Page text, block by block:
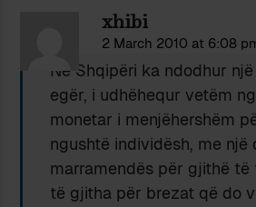
xhibi
2 March 2010 at 6:08
Në Shqipëri ka ndodhur
egër, i udhëhequr vetëm
monetar i menjëhershëm
ngushtë individësh, me një
marramendës për gjithë të
të gjitha për brezat që do